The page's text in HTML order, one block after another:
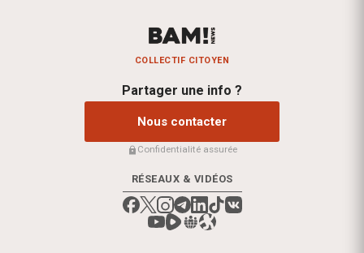
COLLECTIF CITOYEN
Partager une info ?
Nous contacter
Confidentialité assurée
RÉSEAUX & VIDÉOS